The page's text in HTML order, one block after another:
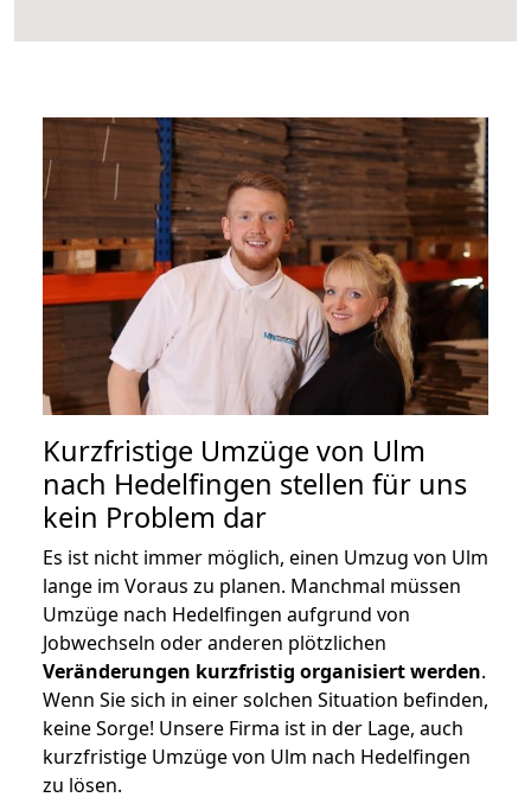
Kurzfristige Umzüge von Ulm
nach Hedelfingen stellen für uns
kein Problem dar
Es ist nicht immer möglich, einen Umzug von Ulm
lange im Voraus zu planen. Manchmal müssen
Umzüge nach Hedelfingen aufgrund von
Jobwechseln oder anderen plötzlichen
Veränderungen kurzfristig organisiert werden.
Wenn Sie sich in einer solchen Situation befinden,
keine Sorge! Unsere Firma ist in der Lage, auch
kurzfristige Umzüge von Ulm nach Hedelfingen
zu lösen.